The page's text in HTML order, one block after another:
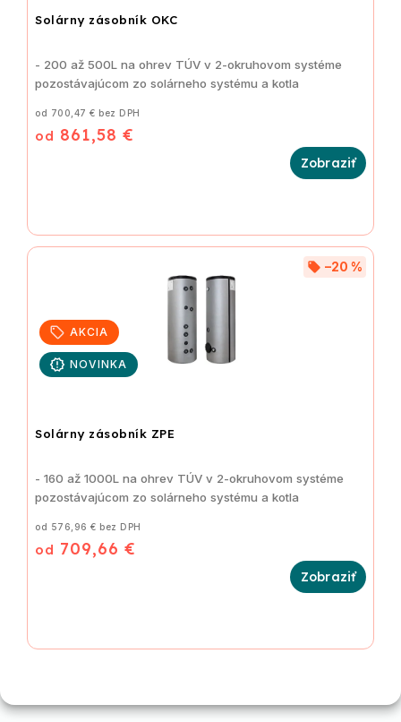
Solárny zásobník OKC
od 700,47 € bez DPH
od 861,58 €
- 200 až 500L na ohrev TÚV v 2-okruhovom systéme
pozostávajúcom zo solárneho systému a kotla
AKCIA
NOVINKA
Solárny zásobník ZPE
–20 %
od 576,96 € bez DPH
od 709,66 €
- 160 až 1000L na ohrev TÚV v 2-okruhovom systéme
pozostávajúcom zo solárneho systému a kotla